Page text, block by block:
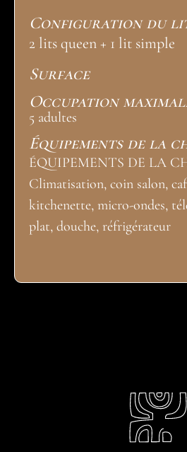
Configuration du
2 lits queen + 1 lit simple
Surface
Occupation
5 adultes
Équipements de la
ÉQUIPEMENTS DE LA
Climatisation, coin salon,
kitchenette, micro-ondes,
plat, douche, réfrigérateur